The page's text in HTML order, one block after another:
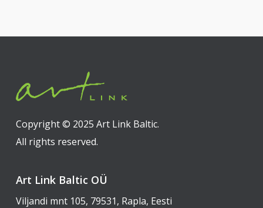
Copyright © 2025 Art Link Baltic.
All rights reserved.
Art Link Baltic OÜ
Viljandi mnt 105, 79531, Rapla, Eesti